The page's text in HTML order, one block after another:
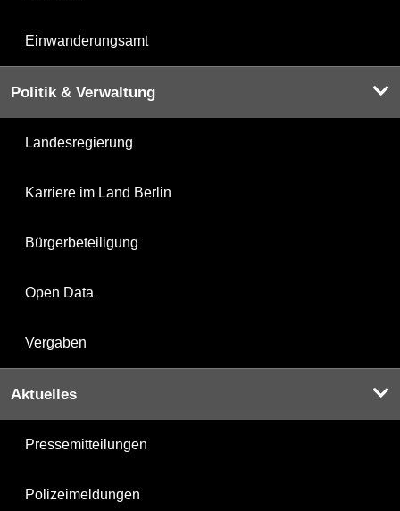
Einwanderungsamt
Politik & Verwaltung
Landesregierung
Karriere im Land Berlin
Bürgerbeteiligung
Open Data
Vergaben
Aktuelles
Pressemitteilungen
Polizeimeldungen